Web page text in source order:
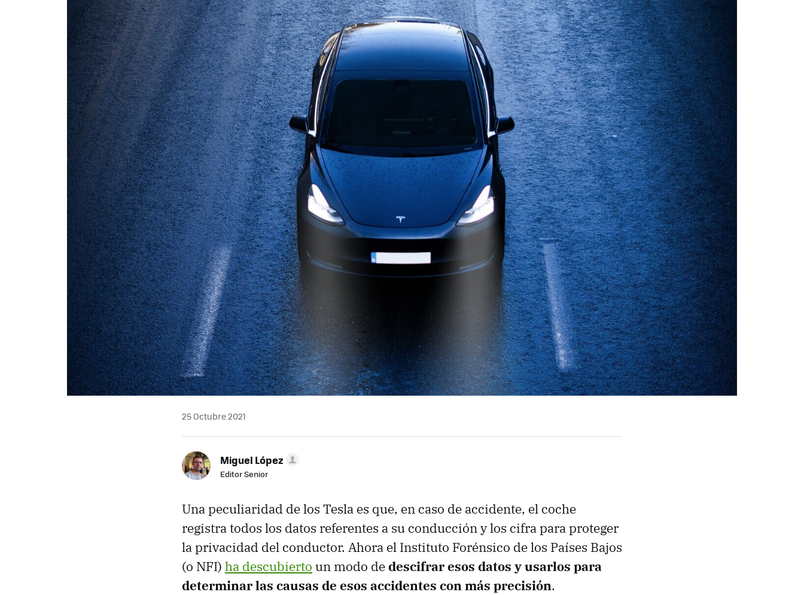
25 Octubre 2021
Miguel López
Editor Senior
Una peculiaridad de los Tesla es que, en caso de accidente, el coche
registra todos los datos referentes a su conducción y los cifra para proteger
la privacidad del conductor. Ahora el Instituto Forénsico de los Países Bajos
(o NFI) ha descubierto un modo dedescifrar esos datos y usarlos para
determinar las causas de esos accidentes con más precisión.